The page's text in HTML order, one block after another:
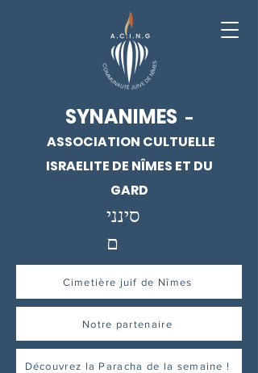
SYNANIMES -
ASSOCIATION CULTUELLE
ISRAELITE DE NÎMES ET DU
GARD
סינני
ם
Cimetière juif de Nîmes
Notre partenaire
Découvrez la Paracha de la semaine !